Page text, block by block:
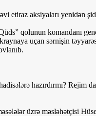
etiraz aksiyaları yenidən
qolunun komandanı
uçan sərnişin
hazırdırmı?
üzrə məsləhətçisi